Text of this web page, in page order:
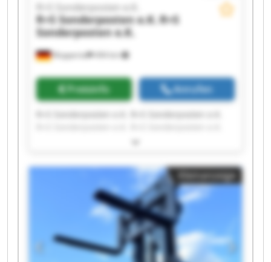
Wuppertal 494 km
R+S Sonderposten e.K.
R+S Sonderposten e.K. R+S
Sonderposten e.K.
Preisinfo Anrufen
R+S Sonderposten e.K. R+S Sonderposten e.K.
R+S Sonderposten e.K. R+S Sonderposten e.K.
R+S Sonderposten e.K. R+S Sonderposten e.K.
R+S Sonderposten e.K. R+S Sonderposten e.K.
R+S Sonderposten e.K. R+S Sonderposten e.K.
R+S Sonderposten e.K. R+S Sonderposten e.K.
R+S Sonderposten e.K. R+S Sonderposten e.K.
Kleinanzeige